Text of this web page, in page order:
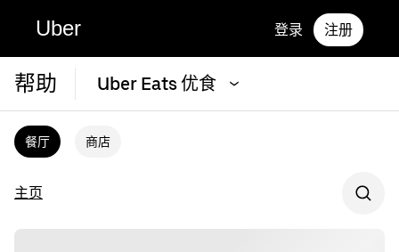
Uber 登录 注册
帮助 Uber Eats 优食
餐厅 商店
主页